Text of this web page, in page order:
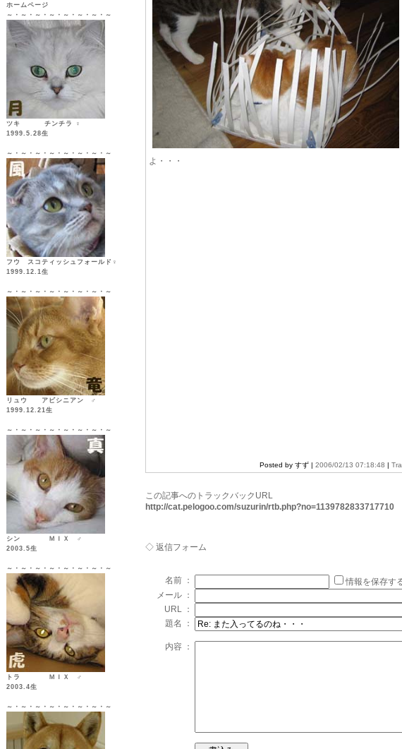
ホームページ
～・～・～・～・～・～・～・～
ツキ チンチラ ♀
1999.5.28生
～・～・～・～・～・～・～・～
フウ スコティッシュフォールド♀
1999.12.1生
～・～・～・～・～・～・～・～
リュウ アビシニアン ♂
1999.12.21生
～・～・～・～・～・～・～・～
シン ＭＩＸ ♂
2003.5生
～・～・～・～・～・～・～・～
トラ ＭＩＸ ♂
2003.4生
～・～・～・～・～・～・～・～
よ・・・
Posted by すず | 2006/02/13 07:18:48 |
この記事へのトラックバックURL
http://cat.pelogoo.com/suzurin/rtb.php?no=1139782833717710
◇ 返信フォーム
名前 ：
情報を保存す
メール ：
URL ：
題名 ：
内容 ：